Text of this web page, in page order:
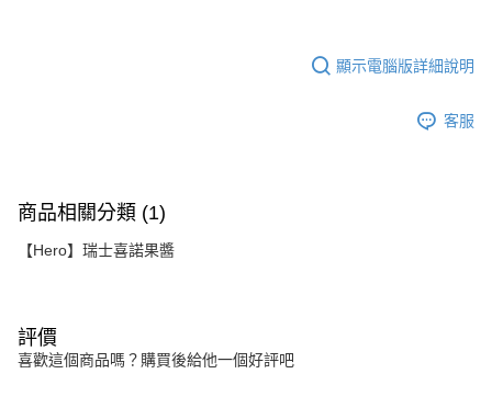
顯示電腦版詳細說明
客服
商品相關分類 (1)
【Hero】瑞士喜諾果醬
評價
喜歡這個商品嗎？購買後給他一個好評吧